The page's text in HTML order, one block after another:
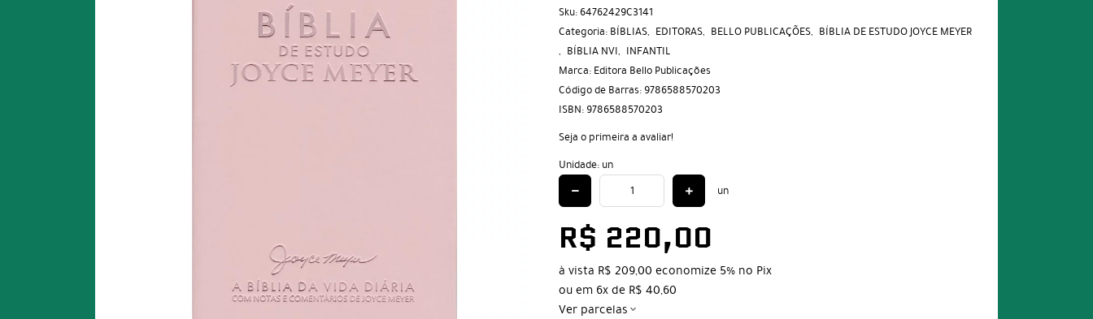
Sku: 64762429C3141
Categoria: BÍBLIAS EDITORAS BELLO PUBLICAÇÕES BÍBLIA DE ESTUDO JOYCE MEYER
BÍBLIA NVI INFANTIL
Marca: Editora Bello Publicações
Código de Barras: 9786588570203
ISBN: 9786588570203
Seja o primeira a avaliar!
Unidade: un
un
R$ 220,00
à vista R$ 209,00 economize 5% no Pix
ou em 6xde R$ 40,60
Ver parcelas